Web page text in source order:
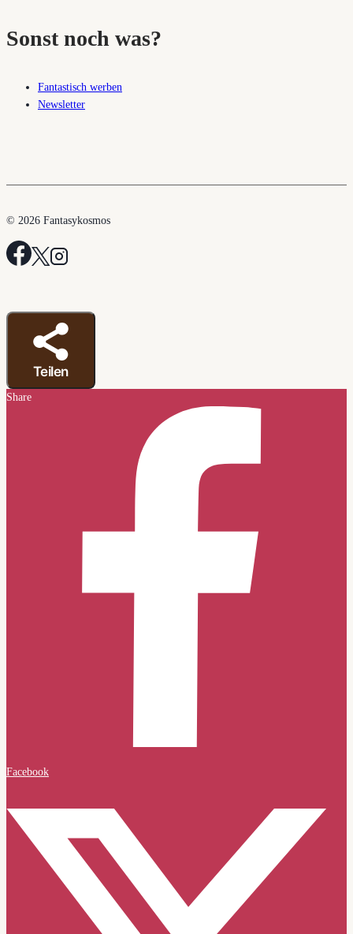
Sonst noch was?
Fantastisch werben
Newsletter
© 2026 Fantasykosmos
Teilen
Share
Facebook